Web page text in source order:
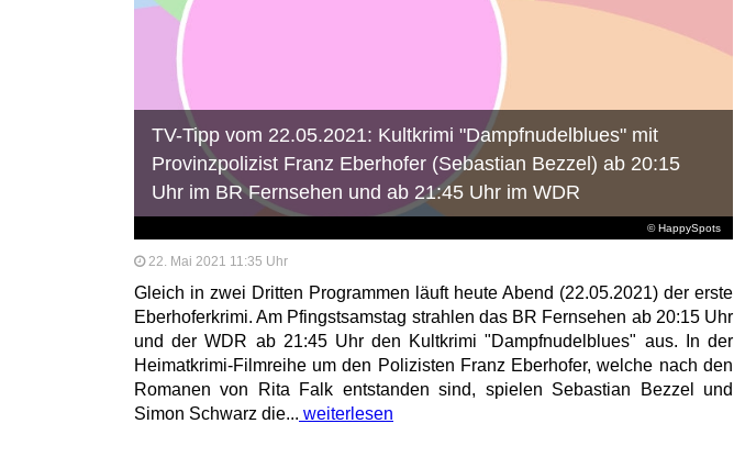
© HappySpots
TV-Tipp vom 22.05.2021: Kultkrimi "Dampfnudelblues" mit
Provinzpolizist Franz Eberhofer (Sebastian Bezzel) ab 20:15
Uhr im BR Fernsehen und ab 21:45 Uhr im WDR
22. Mai 2021 11:35 Uhr
Gleich in zwei Dritten Programmen läuft heute Abend (22.05.2021) der erste
Eberhoferkrimi. Am Pfingstsamstag strahlen das BR Fernsehen ab 20:15 Uhr
und der WDR ab 21:45 Uhr den Kultkrimi "Dampfnudelblues" aus. In der
Heimatkrimi-Filmreihe um den Polizisten Franz Eberhofer, welche nach den
Romanen von Rita Falk entstanden sind, spielen Sebastian Bezzel und
Simon Schwarz die... weiterlesen